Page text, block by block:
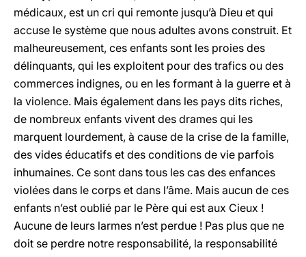
médicaux, est un cri qui remonte jusqu’à Dieu et qui
accuse le système que nous adultes avons construit. Et
malheureusement, ces enfants sont les proies des
délinquants, qui les exploitent pour des trafics ou des
commerces indignes, ou en les formant à la guerre et à
la violence. Mais également dans les pays dits riches,
de nombreux enfants vivent des drames qui les
marquent lourdement, à cause de la crise de la famille,
des vides éducatifs et des conditions de vie parfois
inhumaines. Ce sont dans tous les cas des enfances
violées dans le corps et dans l’âme. Mais aucun de ces
enfants n’est oublié par le Père qui est aux Cieux !
Aucune de leurs larmes n’est perdue ! Pas plus que ne
doit se perdre notre responsabilité, la responsabilité